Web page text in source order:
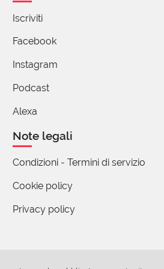
annunciava la morte di Dio,
un ateo insomma, entrambi
collidono con il sacro inteso
alla luce del personale
trascendenza.........
🐒👽🌻🍀
3 reazioni
10 Ottobre 2024 07:34
Iscriviti
Facebook
Instagram
Podcast
Alexa
Note legali
Condizioni - Termini di servizio
Cookie policy
Privacy policy